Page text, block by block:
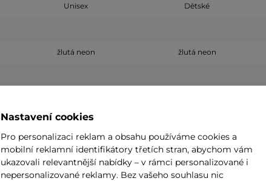
Unisex Dětské
žlutá neon žlutá neon
Nastavení cookies
Pro personalizaci reklam a obsahu používáme cookies a
mobilní reklamní identifikátory třetích stran, abychom vám
ukazovali relevantnější nabídky – v rámci personalizované i
nepersonalizované reklamy. Bez vašeho souhlasu nic